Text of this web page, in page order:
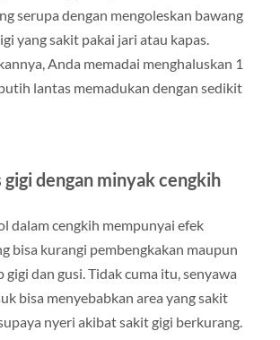
serupa dengan mengoleskan bawang
yang sakit pakai jari atau kapas.
Anda memadai menghaluskan 1
lantas memadukan dengan sedikit
dengan minyak cengkih
dalam cengkih mempunyai efek
bisa kurangi pembengkakan maupun
dan gusi. Tidak cuma itu, senyawa
bisa menyebabkan area yang sakit
nyeri akibat sakit gigi berkurang.